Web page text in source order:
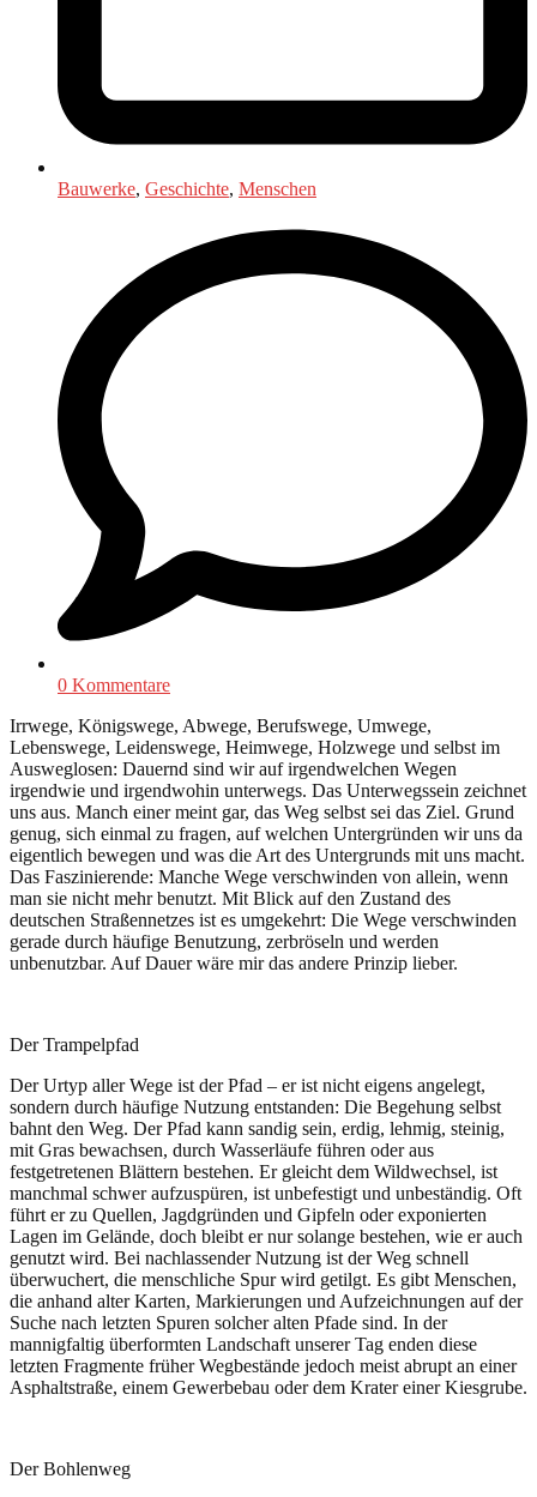
Bauwerke, Geschichte, Menschen
0 Kommentare
Irrwege, Königswege, Abwege, Berufswege, Umwege,
Lebenswege, Leidenswege, Heimwege, Holzwege und selbst im
Ausweglosen: Dauernd sind wir auf irgendwelchen Wegen
irgendwie und irgendwohin unterwegs. Das Unterwegssein zeichnet
uns aus. Manch einer meint gar, das Weg selbst sei das Ziel. Grund
genug, sich einmal zu fragen, auf welchen Untergründen wir uns da
eigentlich bewegen und was die Art des Untergrunds mit uns macht.
Das Faszinierende: Manche Wege verschwinden von allein, wenn
man sie nicht mehr benutzt. Mit Blick auf den Zustand des
deutschen Straßennetzes ist es umgekehrt: Die Wege verschwinden
gerade durch häufige Benutzung, zerbröseln und werden
unbenutzbar. Auf Dauer wäre mir das andere Prinzip lieber.
Der Trampelpfad
Der Urtyp aller Wege ist der Pfad – er ist nicht eigens angelegt,
sondern durch häufige Nutzung entstanden: Die Begehung selbst
bahnt den Weg. Der Pfad kann sandig sein, erdig, lehmig, steinig,
mit Gras bewachsen, durch Wasserläufe führen oder aus
festgetretenen Blättern bestehen. Er gleicht dem Wildwechsel, ist
manchmal schwer aufzuspüren, ist unbefestigt und unbeständig. Oft
führt er zu Quellen, Jagdgründen und Gipfeln oder exponierten
Lagen im Gelände, doch bleibt er nur solange bestehen, wie er auch
genutzt wird. Bei nachlassender Nutzung ist der Weg schnell
überwuchert, die menschliche Spur wird getilgt. Es gibt Menschen,
die anhand alter Karten, Markierungen und Aufzeichnungen auf der
Suche nach letzten Spuren solcher alten Pfade sind. In der
mannigfaltig überformten Landschaft unserer Tag enden diese
letzten Fragmente früher Wegbestände jedoch meist abrupt an einer
Asphaltstraße, einem Gewerbebau oder dem Krater einer Kiesgrube.
Der Bohlenweg